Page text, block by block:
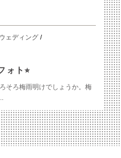
ェディング/
ォト⭐︎
そろ梅雨明けでしょうか。梅